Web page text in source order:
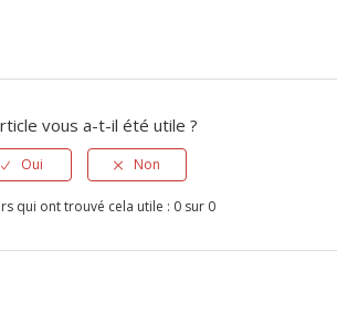
vous a-t-il été utile ?
Oui Non
qui ont trouvé cela utile : 0 sur 0